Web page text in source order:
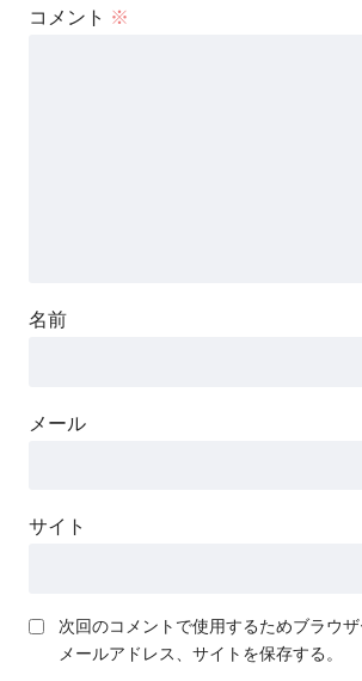
コメント ※
名前
メール
サイト
次回のコメントで使用するためブラウザ
メールアドレス、サイトを保存する。